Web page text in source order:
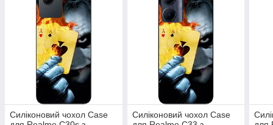
Силіконовий чохол Case
Силіконовий чохол Case